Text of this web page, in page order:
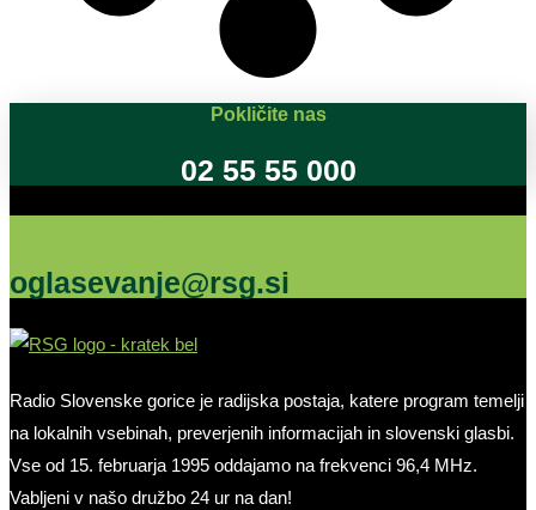
Pokličite nas
02 55 55 000
oglasevanje@rsg.si
Radio Slovenske gorice je radijska postaja, katere program temelji
na lokalnih vsebinah, preverjenih informacijah in slovenski glasbi.
Vse od 15. februarja 1995 oddajamo na frekvenci 96,4 MHz.
Vabljeni v našo družbo 24 ur na dan!